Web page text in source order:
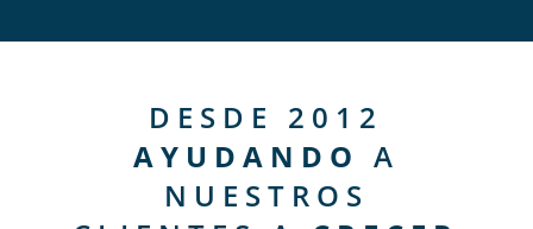
DESDE 2012
AYUDANDO A
NUESTROS